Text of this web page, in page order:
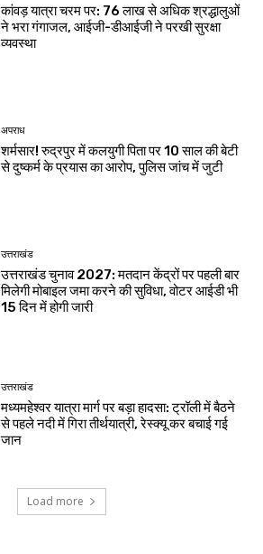
कांवड़ यात्रा चरम पर: 76 लाख से अधिक श्रद्धालुओं
ने भरा गंगाजल, आईजी-डीआईजी ने परखी सुरक्षा
व्यवस्था
अपराध
शर्मसार! रुद्रपुर में कलयुगी पिता पर 10 साल की बेटी
से दुष्कर्म के प्रयास का आरोप, पुलिस जांच में जुटी
उत्तराखंड
उत्तराखंड चुनाव 2027: मतदान केंद्रों पर पहली बार
मिलेगी मोबाइल जमा करने की सुविधा, वोटर आईडी भी
15 दिन में होगी जारी
उत्तराखंड
मध्यमहेश्वर यात्रा मार्ग पर बड़ा हादसा: ट्रॉली में बैठने
से पहले नदी में गिरा तीर्थयात्री, रेस्क्यू कर बचाई गई
जान
Load more